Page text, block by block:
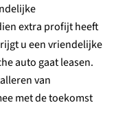
extra profijt heeft
u een vriendelijke
auto gaat leasen.
van
met de toekomst